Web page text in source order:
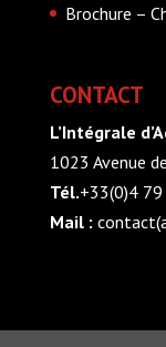
Brochure –
CONTACT
L’Intégrale
1023 Avenue
Tél.+33(0)4
Mail :